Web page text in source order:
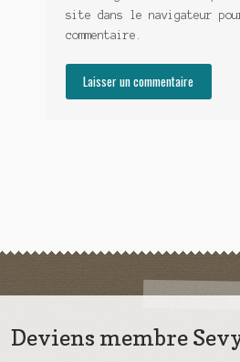
site dans le navigateur
commentaire.
Deviens membre